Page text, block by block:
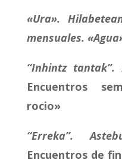
«Ura».
mensuales.
“Inhintz
Encuentros
rocio»
“Erreka”.
Encuentros de